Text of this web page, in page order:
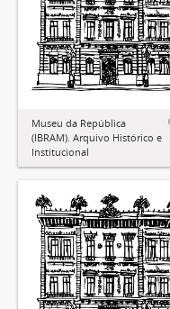
Museu da República
(IBRAM). Arquivo Histórico e
Institucional